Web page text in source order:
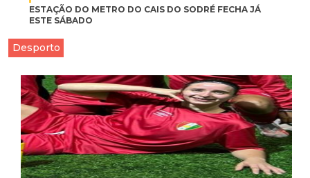
ESTAÇÃO DO METRO DO CAIS DO SODRÉ FECHA JÁ
ESTE SÁBADO
Desporto